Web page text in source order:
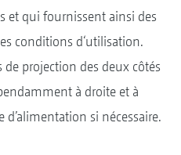
et qui fournissent ainsi des
conditions d‘utilisation.
projection des deux côtés
à droite et à
si nécessaire.